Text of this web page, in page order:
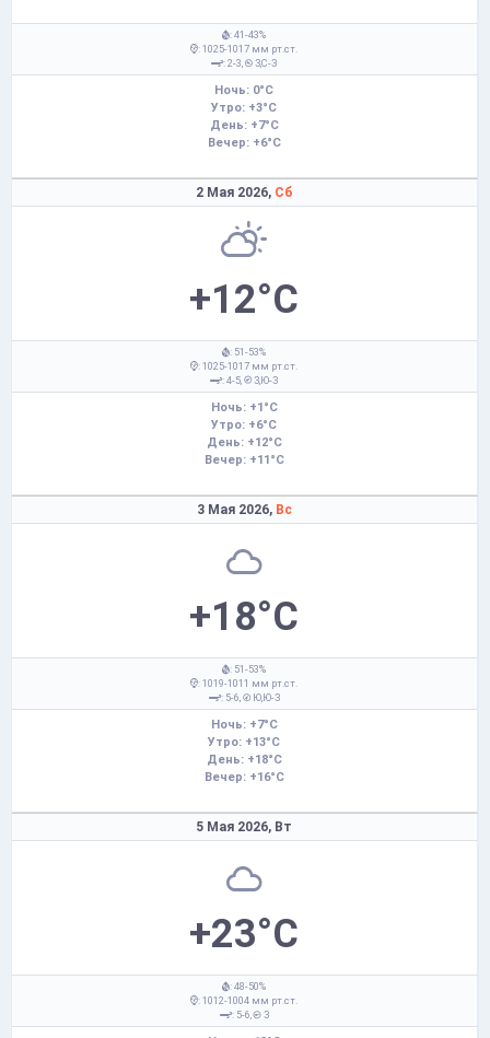
: 41-43%
: 1025-1017 мм рт.ст.
: 2-3,
З,С-З
Ночь: 0°C
Утро: +3°C
День: +7°C
Вечер: +6°C
2 Мая 2026, Сб
+12°C
: 51-53%
: 1025-1017 мм рт.ст.
: 4-5,
З,Ю-З
Ночь: +1°C
Утро: +6°C
День: +12°C
Вечер: +11°C
3 Мая 2026, Вс
+18°C
: 51-53%
: 1019-1011 мм рт.ст.
: 5-6,
Ю,Ю-З
Ночь: +7°C
Утро: +13°C
День: +18°C
Вечер: +16°C
5 Мая 2026, Вт
+23°C
: 48-50%
: 1012-1004 мм рт.ст.
: 5-6,
З